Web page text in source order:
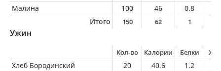
Малина
100 46 0.8
Итого
150 62 1
Ужин
Кол-во Калории Белки
Хлеб Бородинский 20 40.6 1.2